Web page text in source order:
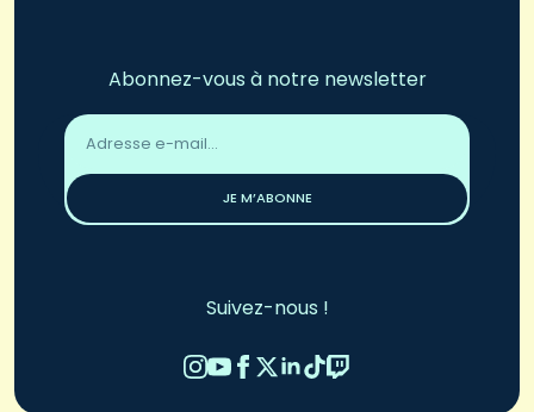
Abonnez-vous à notre newsletter
Adresse
email
JE M’ABONNE
Suivez-nous !